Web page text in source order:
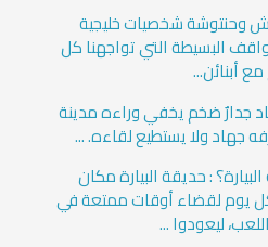
وحنتوشة شخصيات خليجية
البسيطة التي تواجهنا كل
أبنائن...
جدارٌ ضخم يخفي وراءه مدينة
جهاد ولا يستطيع لقاءه. ...
: حديقة البيارة مكان
يوم لقضاء أوقات ممتعة في
ليعودوا ...